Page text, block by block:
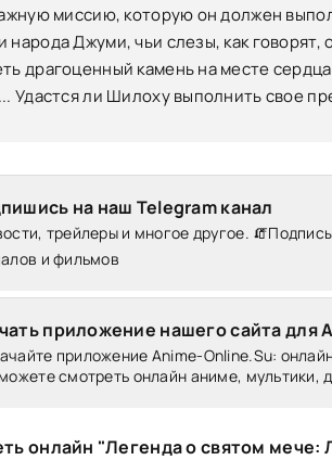
миссию, которую он должен
народа Джуми, чьи слезы, как
драгоценный камень на месте
Удастся ли Шилоху выполнить свое
на наш Telegram канал
трейлеры и многое другое.
и фильмов
приложение нашего сайта для
приложение Anime-Online.Su:
смотреть онлайн аниме, мультики,
онлайн "Легенда о святом